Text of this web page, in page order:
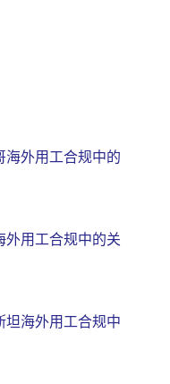
海外用工合规中的
外用工合规中的关
坦海外用工合规中